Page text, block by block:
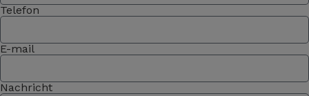
Telefon
E-mail
Nachricht